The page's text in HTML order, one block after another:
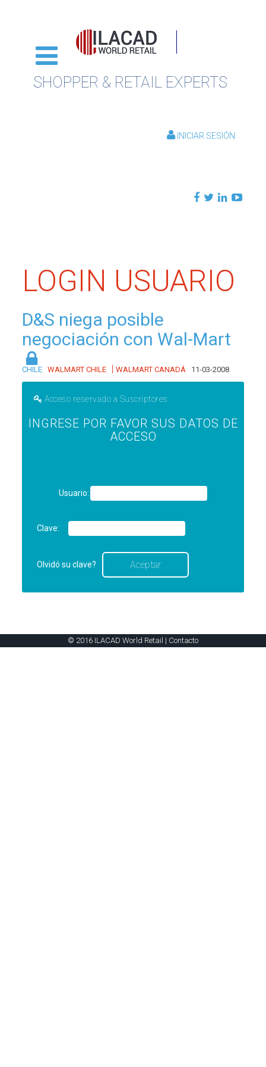
SHOPPER & RETAIL EXPERTS
INICIAR SESIÓN
LOGIN USUARIO
D&S niega posible
negociación con Wal-Mart
CHILE WALMART CHILE |WALMART CANADÁ 11-03-2008
Acceso reservado a Suscriptores
INGRESE POR FAVOR SUS DATOS DE
ACCESO
Usuario:
Clave:
Olvidó su clave?
© 2016 ILACAD World Retail | Contacto